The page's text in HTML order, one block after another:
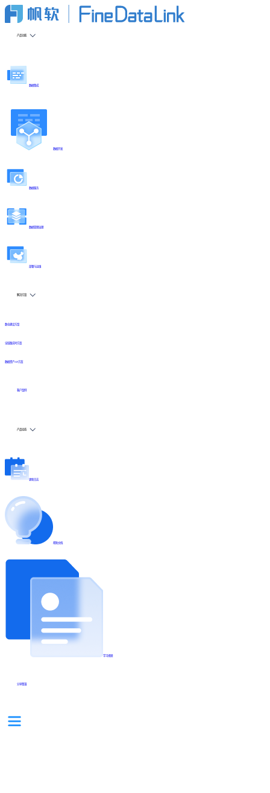
产品功能
数据集成
数据开发
数据服务
数据管理治理
部署与运维
解决方案
数仓建设方案
全链路实时方案
数据资产API方案
客户案例
产品动态
更新日志
帮助文档
学习视频
分享集锦